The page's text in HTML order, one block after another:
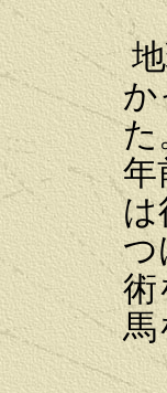
か
た
年
は
つ
術
馬